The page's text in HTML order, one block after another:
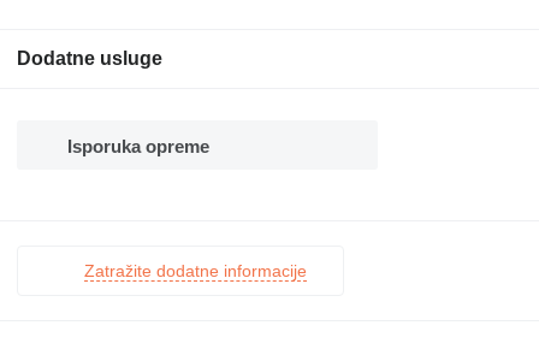
Dodatne usluge
Isporuka opreme
Zatražite dodatne informacije